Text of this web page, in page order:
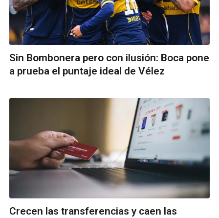
Sin Bombonera pero con ilusión: Boca pone
a prueba el puntaje ideal de Vélez
Crecen las transferencias y caen las